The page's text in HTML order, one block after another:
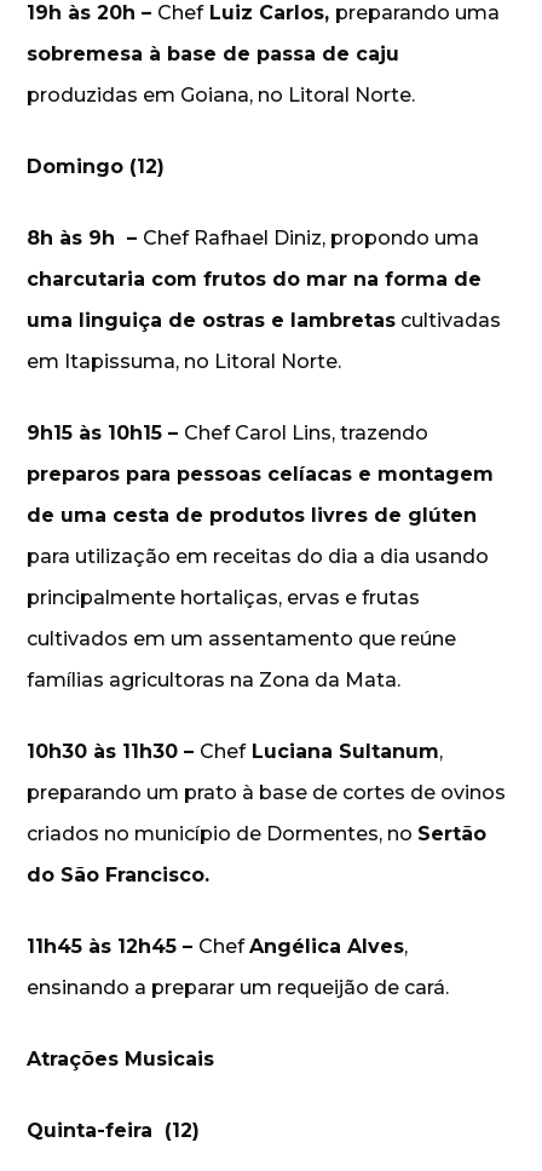
19h às 20h – ChefLuiz Carlos, preparando uma
sobremesa à base de passa de caju
produzidas em Goiana, no Litoral Norte.
Domingo (12)
8h às 9h – Chef Rafhael Diniz, propondo uma
charcutaria com frutos do mar na forma de
uma linguiça de ostras e lambretas cultivadas
em Itapissuma, no Litoral Norte.
9h15 às 10h15 – Chef Carol Lins, trazendo
preparos para pessoas celíacas e montagem
de uma cesta de produtos livres de glúten
para utilização em receitas do dia a dia usando
principalmente hortaliças, ervas e frutas
cultivados em um assentamento que reúne
famílias agricultoras na Zona da Mata.
10h30 às 11h30 – ChefLuciana Sultanum,
preparando um prato à base de cortes de ovinos
criados no município de Dormentes, no Sertão
do São Francisco.
11h45 às 12h45 – ChefAngélica Alves,
ensinando a preparar um requeijão de cará.
Atrações Musicais
Quinta-feira (12)